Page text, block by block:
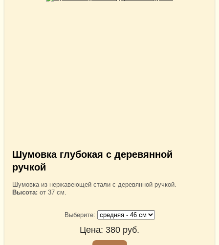
Шумовка глубокая с деревянной
ручкой
Шумовка из нержавеющей стали с деревянной ручкой.
Высота: от 37 см.
Выберите:
Цена: 380 руб.